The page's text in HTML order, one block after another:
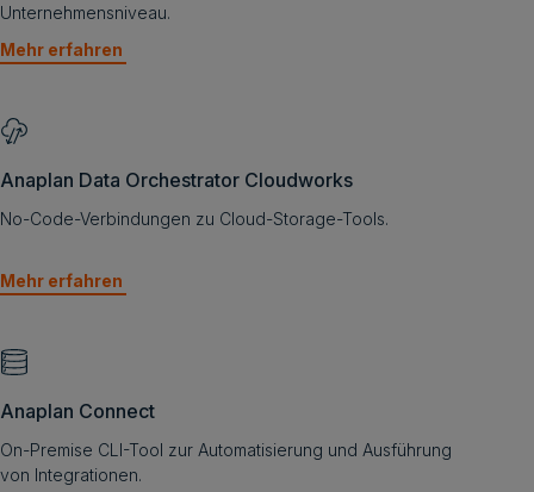
Unternehmensniveau.
Mehr erfahren
Anaplan Data Orchestrator Cloudworks
No-Code-Verbindungen zu Cloud-Storage-Tools.
Mehr erfahren
Anaplan Connect
On-Premise CLI-Tool zur Automatisierung und Ausführung
von Integrationen.